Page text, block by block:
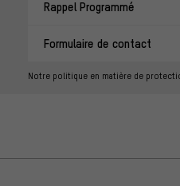
Rappel Programmé
Formulaire de contact
Notre politique en matière de